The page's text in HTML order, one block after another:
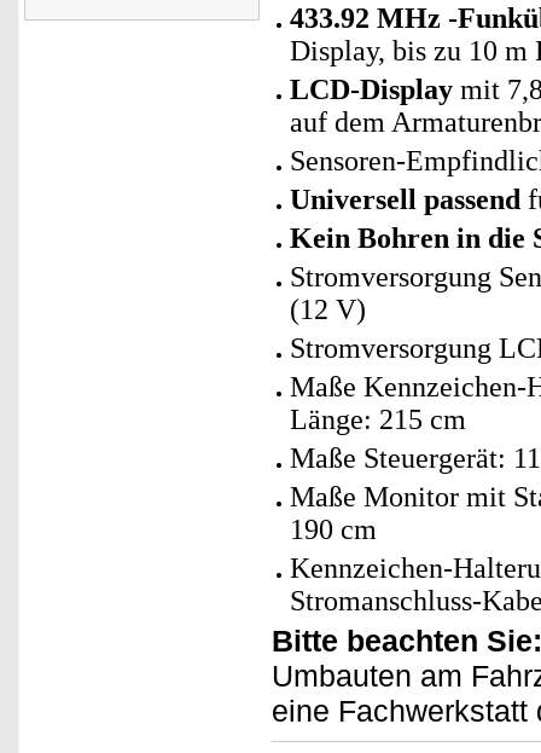
433.92 MHz -
Display, bis zu 10 m
LCD-Display mit
auf dem
Sensoren-
Universell passend
Kein Bohren in die
Stromversorgung
(12 V)
Stromversorgung
Maße Kennzeichen-
Länge: 215 cm
Maße Steuergerät:
Maße Monitor mit
190 cm
Kennzeichen-
Stromanschluss-
Bitte beachten Sie:
Umbauten am
eine Fachwerkstatt